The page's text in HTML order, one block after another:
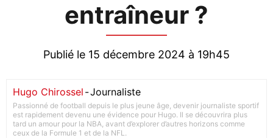
entraîneur ?
Publié le 15 décembre 2024 à 19h45
Hugo Chirossel -Journaliste
Passionné de football depuis le plus jeune âge, devenir journaliste sportif
est rapidement devenu une évidence pour Hugo. Il se découvrira plus
tard un amour pour la NBA, avant d’explorer d’autres horizons comme
ceux de la Formule 1 et de la NFL.